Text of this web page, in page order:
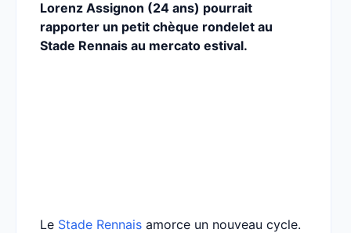
Lorenz Assignon (24 ans) pourrait
rapporter un petit chèque rondelet au
Stade Rennais au mercato estival.
Le Stade Rennais amorce un nouveau cycle.